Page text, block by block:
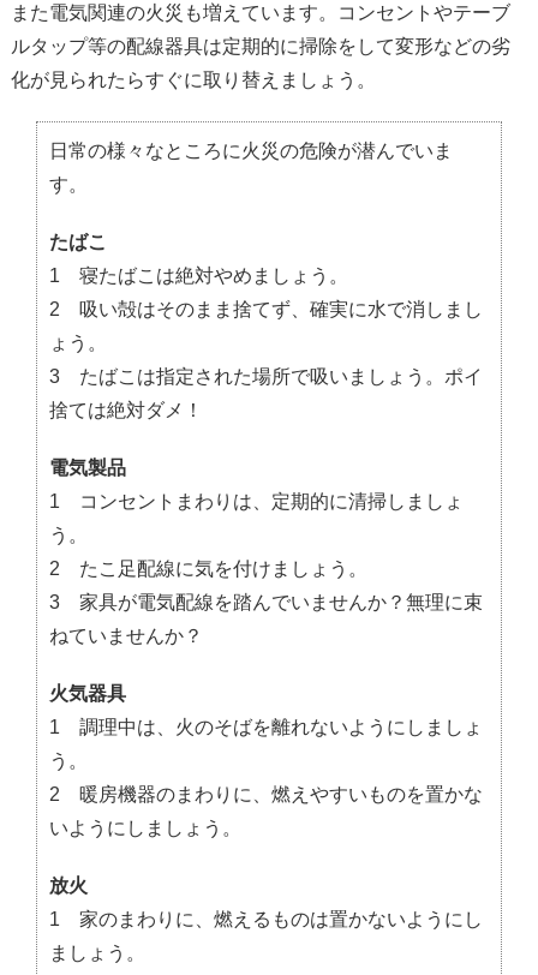
また電気関連の火災も増えています。コンセントやテーブ
ルタップ等の配線器具は定期的に掃除をして変形などの劣
化が見られたらすぐに取り替えましょう。
日常の様々なところに火災の危険が潜んでいま
す。
たばこ
1 寝たばこは絶対やめましょう。
2 吸い殻はそのまま捨てず、確実に水で消しまし
ょう。
3 たばこは指定された場所で吸いましょう。ポイ
捨ては絶対ダメ！
電気製品
1 コンセントまわりは、定期的に清掃しましょ
う。
2 たこ足配線に気を付けましょう。
3 家具が電気配線を踏んでいませんか？無理に束
ねていませんか？
火気器具
1 調理中は、火のそばを離れないようにしましょ
う。
2 暖房機器のまわりに、燃えやすいものを置かな
いようにしましょう。
放火
1 家のまわりに、燃えるものは置かないようにし
ましょう。